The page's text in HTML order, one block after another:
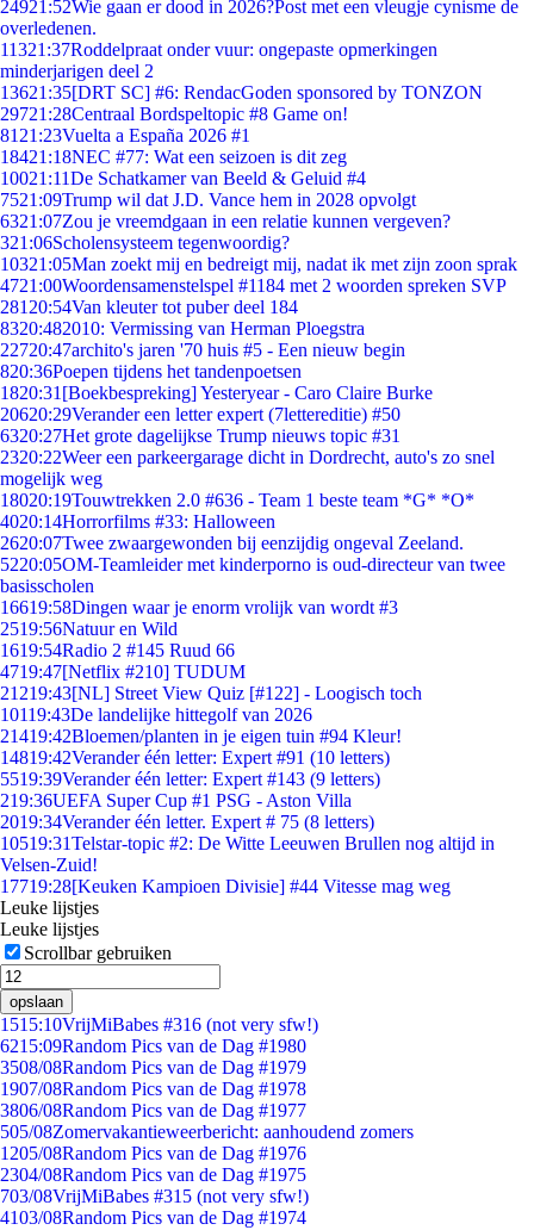
24921:52Wie gaan er dood in 2026?Post met een vleugje cynisme de
overledenen.
11321:37Roddelpraat onder vuur: ongepaste opmerkingen
minderjarigen deel 2
13621:35[DRT SC] #6: RendacGoden sponsored by TONZON
29721:28Centraal Bordspeltopic #8 Game on!
81 21:23Vuelta a España 2026 #1
18421:18NEC #77: Wat een seizoen is dit zeg
10021:11De Schatkamer van Beeld & Geluid #4
7521:09Trump wil dat J.D. Vance hem in 2028 opvolgt
6321:07Zou je vreemdgaan in een relatie kunnen vergeven?
321:06Scholensysteem tegenwoordig?
10321:05Man zoekt mij en bedreigt mij, nadat ik met zijn zoon sprak
4721:00Woordensamenstelspel #1184 met 2 woorden spreken SVP
281 20:54Van kleuter tot puber deel 184
8320:482010: Vermissing van Herman Ploegstra
22720:47archito's jaren '70 huis #5 - Een nieuw begin
820:36Poepen tijdens het tandenpoetsen
1820:31 [Boekbespreking] Yesteryear - Caro Claire Burke
20620:29Verander een letter expert (7lettereditie) #50
6320:27Het grote dagelijkse Trump nieuws topic #31
2320:22Weer een parkeergarage dicht in Dordrecht, auto's zo snel
mogelijk weg
18020:19Touwtrekken 2.0 #636 - Team 1 beste team *G* *O*
4020:14Horrorfilms #33: Halloween
2620:07Twee zwaargewonden bij eenzijdig ongeval Zeeland.
5220:05OM-Teamleider met kinderporno is oud-directeur van twee
basisscholen
16619:58Dingen waar je enorm vrolijk van wordt #3
2519:56Natuur en Wild
1619:54Radio 2 #145 Ruud 66
4719:47[Netflix #210] TUDUM
21219:43[NL] Street View Quiz [#122] - Loogisch toch
10119:43De landelijke hittegolf van 2026
21419:42Bloemen/planten in je eigen tuin #94 Kleur!
14819:42Verander één letter: Expert #91 (10 letters)
5519:39Verander één letter: Expert #143 (9 letters)
219:36UEFA Super Cup #1 PSG - Aston Villa
2019:34Verander één letter. Expert # 75 (8 letters)
10519:31Telstar-topic #2: De Witte Leeuwen Brullen nog altijd in
Velsen-Zuid!
17719:28[Keuken Kampioen Divisie] #44 Vitesse mag weg
Leuke lijstjes
Leuke lijstjes
Scrollbar gebruiken
opslaan
1515:10VrijMiBabes #316 (not very sfw!)
6215:09Random Pics van de Dag #1980
3508/08Random Pics van de Dag #1979
1907/08Random Pics van de Dag #1978
3806/08Random Pics van de Dag #1977
505/08Zomervakantieweerbericht: aanhoudend zomers
1205/08Random Pics van de Dag #1976
2304/08Random Pics van de Dag #1975
703/08VrijMiBabes #315 (not very sfw!)
4103/08Random Pics van de Dag #1974